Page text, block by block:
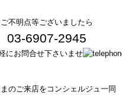
ご不明点等ございましたら
03-6907-2945
にお問合せ下さいませ
のご来店をコンシェルジュ一同